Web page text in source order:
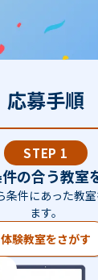
応募手順
STEP 1
の合う教室
条件にあった教
ます。
体験教室をさがす